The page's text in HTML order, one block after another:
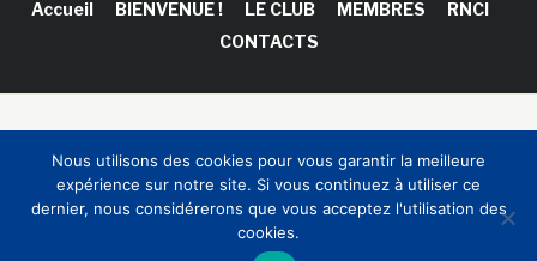
Accueil BIENVENUE ! LE CLUB MEMBRES
RNCI
CONTACTS
Sinapses Conseils
Nous utilisons des cookies pour vous garantir la meilleure
expérience sur notre site. Si vous continuez à utiliser ce
dernier, nous considérerons que vous acceptez l'utilisation des
cookies.